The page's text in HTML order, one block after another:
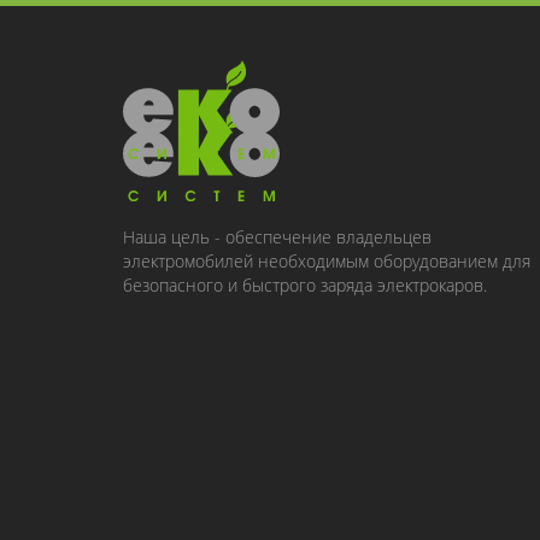
Наша цель - обеспечение владельцев
электромобилей необходимым оборудованием для
безопасного и быстрого заряда электрокаров.